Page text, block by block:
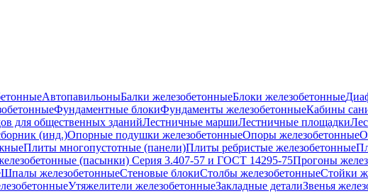
АвтопавильоныБалки железобетонныеБлоки железобетонные
Фундаментные блокиФундаменты железобетонныеКабины
для общественных зданийЛестничные маршиЛестничные площадки
(инд.)Опорные подушки железобетонныеОпоры железобетонные
Плиты многопустотные (панели)Плиты ребристые железобетонные
(пасынки) Серия 3.407-57 и ГОСТ 14295-75Прогоны
Шпалы железобетонныеСтеновые блокиСтолбы железобетонныеСтойки
Утяжелители железобетонныеЗакладные деталиЗвенья